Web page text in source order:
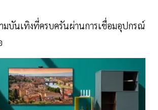
มบันเทิงที่ครบครันผ่านการเชื่อมอุปกรณ์